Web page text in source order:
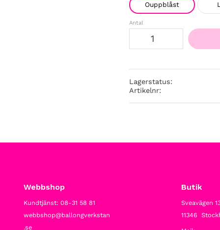
Ouppblåst
Antal
Lagerstatus
Artikelnr
Webbshop
Kundtjänst: 08-31 58 81
webbshop@ballongverkstan
.se
Butik
Sveavägen
11346